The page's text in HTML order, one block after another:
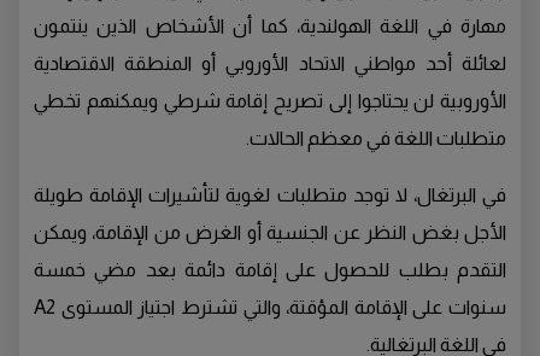
مهارة في اللغة الهولندية، كما أن الأشخاص الذين ينتمون
لعائلة أحد مواطني الاتحاد الأوروبي أو المنطقة الاقتصادية
الأوروبية لن يحتاجوا إلى تصريح إقامة شرطي ويمكنهم تخطي
متطلبات اللغة في معظم الحالات.
في البرتغال، لا توجد متطلبات لغوية لتأشيرات الإقامة طويلة
الأجل بغض النظر عن الجنسية أو الغرض من الإقامة، ويمكن
التقدم بطلب للحصول على إقامة دائمة بعد مضي خمسة
سنوات على الإقامة المؤقتة، والتي تشترط اجتياز المستوى A2
في اللغة البرتغالية.